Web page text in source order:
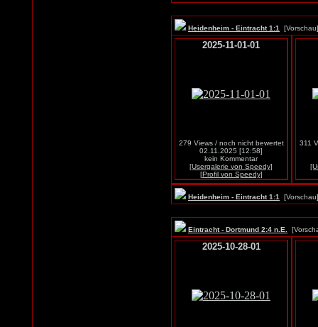
Heidenheim - Eintracht 1:1
2025-11-01-01
279 Views / noch nicht bewertet
02.11.2025 [12:58]
kein Kommentar
[Usergalerie von Speedy]
[Profil von Speedy]
311
Heidenheim - Eintracht 1:1
Eintracht - Dortmund 2:4 n.E.
2025-10-28-01